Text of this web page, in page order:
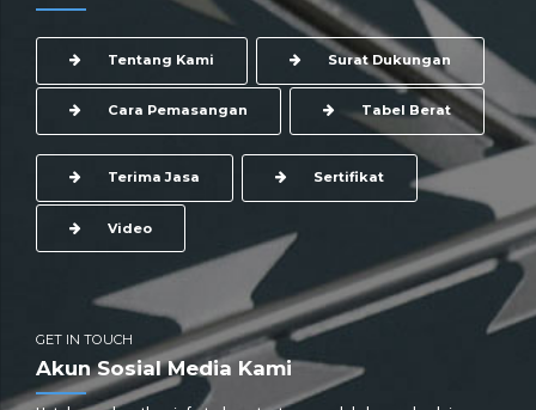
Tentang Kami Surat Dukungan
Cara Pemasangan Tabel Berat
Terima Jasa Sertifikat
Video
GET IN TOUCH
Akun Sosial Media Kami